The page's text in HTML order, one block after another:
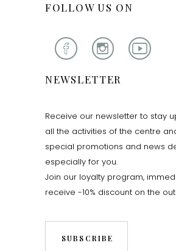
FOLLOW US ON
NEWSLETTER
Receive our newsletter to stay
all the activities of the centre
special promotions and news
especially for you.
Join our loyalty program,
receive -10% discount on the
SUBSCRIBE